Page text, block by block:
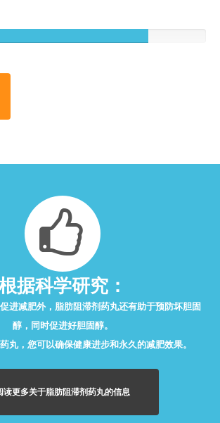
据科学研究：
进减肥外，脂肪阻滞剂药丸还有助于预防坏胆固
醇，同时促进好胆固醇。
丸，您可以确保健康进步和永久的减肥效果。
读更多关于脂肪阻滞剂药丸的信息